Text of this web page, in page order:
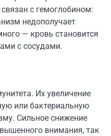
с гемоглобином:
недополучает
— кровь становится
с сосудами.
Их увеличение
или бактериальную
Сильное снижение
внимания, так